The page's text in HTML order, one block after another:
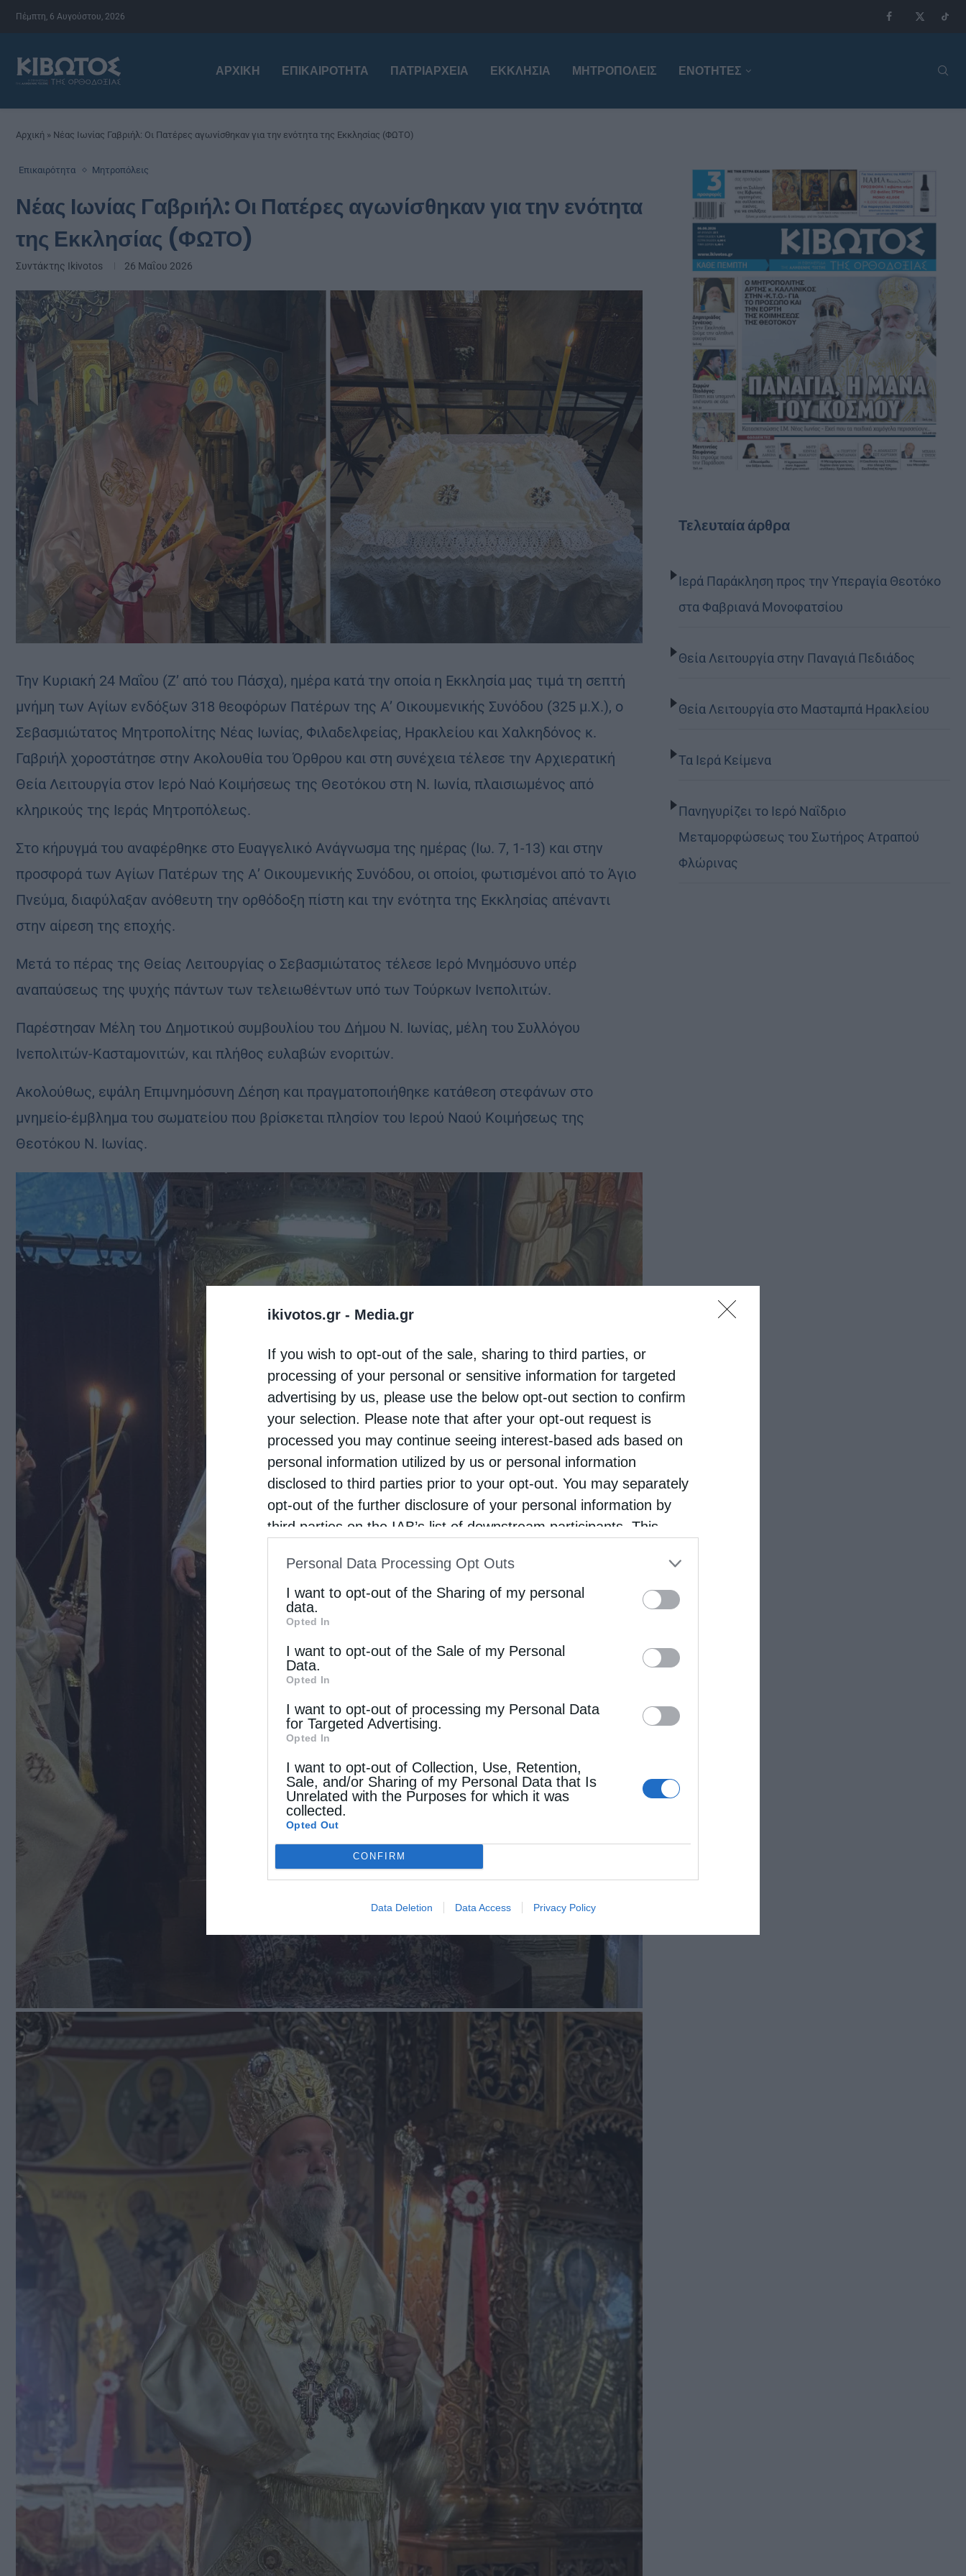
ikivotos.gr - Media.gr
If you wish to opt-out of the sale, sharing to third parties, or
processing of your personal or sensitive information for targeted
advertising by us, please use the below opt-out section to confirm
your selection. Please note that after your opt-out request is
processed you may continue seeing interest-based ads based on
personal information utilized by us or personal information
disclosed to third parties prior to your opt-out. You may separately
opt-out of the further disclosure of your personal information by
third parties on the IAB’s list of downstream participants. This
IAB’s List of Downstream Participantsthat may further disclose it to
other third parties.
Personal Data Processing Opt Outs
I want to opt-out of the Sharing of my personal
data.
Opted In
I want to opt-out of the Sale of my Personal
Data.
Opted In
I want to opt-out of processing my Personal Data
for Targeted Advertising.
Opted In
I want to opt-out of Collection, Use, Retention,
Sale, and/or Sharing of my Personal Data that Is
Unrelated with the Purposes for which it was
collected.
Opted Out
CONFIRM
Data Deletion Data Access Privacy Policy
Πέμπτη, 6 Αυγούστου, 2026
ΑΡΧΙΚΉ ΕΠΙΚΑΙΡΌΤΗΤΑ ΠΑΤΡΙΑΡΧΕΊΑ ΕΚΚΛΗΣΊΑ ΜΗΤΡΟΠΌΛΕΙΣ ΕΝΟΤΗΤΕΣ
Αρχική » Νέας Ιωνίας Γαβριήλ: Οι Πατέρες αγωνίσθηκαν για την ενότητα της Εκκλησίας (ΦΩΤΟ)
Επικαιρότητα Μητροπόλεις
Νέας Ιωνίας Γαβριήλ: Οι Πατέρες αγωνίσθηκαν για την ενότητα
της Εκκλησίας (ΦΩΤΟ)
Συντάκτης Ikivotos 26 Μαΐου 2026
Την Κυριακή 24 Μαΐου (Ζ’ από του Πάσχα), ημέρα κατά την οποία η Εκκλησία μας τιμά τη σεπτή
μνήμη των Αγίων ενδόξων 318 θεοφόρων Πατέρων της Α’ Οικουμενικής Συνόδου (325 μ.Χ.), ο
Σεβασμιώτατος Μητροπολίτης Νέας Ιωνίας, Φιλαδελφείας, Ηρακλείου και Χαλκηδόνος κ.
Γαβριήλ χοροστάτησε στην Ακολουθία του Όρθρου και στη συνέχεια τέλεσε την Αρχιερατική
Θεία Λειτουργία στον Ιερό Ναό Κοιμήσεως της Θεοτόκου στη Ν. Ιωνία, πλαισιωμένος από
κληρικούς της Ιεράς Μητροπόλεως.
Στο κήρυγμά του αναφέρθηκε στο Ευαγγελικό Ανάγνωσμα της ημέρας (Ιω. 7, 1-13) και στην
προσφορά των Αγίων Πατέρων της Α’ Οικουμενικής Συνόδου, οι οποίοι, φωτισμένοι από το Άγιο
Πνεύμα, διαφύλαξαν ανόθευτη την ορθόδοξη πίστη και την ενότητα της Εκκλησίας απέναντι
στην αίρεση της εποχής.
Μετά το πέρας της Θείας Λειτουργίας ο Σεβασμιώτατος τέλεσε Ιερό Μνημόσυνο υπέρ
αναπαύσεως της ψυχής πάντων των τελειωθέντων υπό των Τούρκων Ινεπολιτών.
Παρέστησαν Μέλη του Δημοτικού συμβουλίου του Δήμου Ν. Ιωνίας, μέλη του Συλλόγου
Ινεπολιτών-Κασταμονιτών, και πλήθος ευλαβών ενοριτών.
Ακολούθως, εψάλη Επιμνημόσυνη Δέηση και πραγματοποιήθηκε κατάθεση στεφάνων στο
μνημείο-έμβλημα του σωματείου που βρίσκεται πλησίον του Ιερού Ναού Κοιμήσεως της
Θεοτόκου Ν. Ιωνίας.
Τελευταία άρθρα
Ιερά Παράκληση προς την Υπεραγία Θεοτόκο
στα Φαβριανά Μονοφατσίου
Θεία Λειτουργία στην Παναγιά Πεδιάδος
Θεία Λειτουργία στο Μασταμπά Ηρακλείου
Τα Ιερά Κείμενα
Πανηγυρίζει το Ιερό Ναΐδριο
Μεταμορφώσεως του Σωτήρος Ατραπού
Φλώρινας